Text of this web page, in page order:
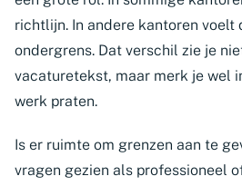
richtlijn. In andere kantoren voelt
ondergrens. Dat verschil zie je
vacaturetekst, maar merk je wel
werk praten.
Is er ruimte om grenzen aan te
vragen gezien als professioneel